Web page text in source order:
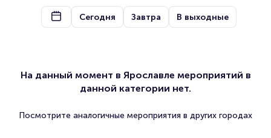
Сегодня Завтра В выходные
На данный момент в Ярославле мероприятий в
данной категории нет.
Посмотрите аналогичные мероприятия в других городах